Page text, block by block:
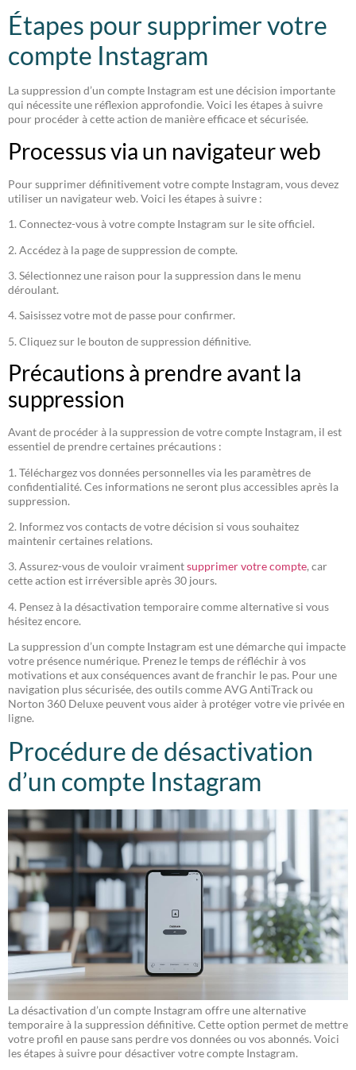
Étapes pour supprimer votre
compte Instagram
La suppression d’un compte Instagram est une décision importante
qui nécessite une réflexion approfondie. Voici les étapes à suivre
pour procéder à cette action de manière efficace et sécurisée.
Processus via un navigateur web
Pour supprimer définitivement votre compte Instagram, vous devez
utiliser un navigateur web. Voici les étapes à suivre :
1. Connectez-vous à votre compte Instagram sur le site officiel.
2. Accédez à la page de suppression de compte.
3. Sélectionnez une raison pour la suppression dans le menu
déroulant.
4. Saisissez votre mot de passe pour confirmer.
5. Cliquez sur le bouton de suppression définitive.
Précautions à prendre avant la
suppression
Avant de procéder à la suppression de votre compte Instagram, il est
essentiel de prendre certaines précautions :
1. Téléchargez vos données personnelles via les paramètres de
confidentialité. Ces informations ne seront plus accessibles après la
suppression.
2. Informez vos contacts de votre décision si vous souhaitez
maintenir certaines relations.
3. Assurez-vous de vouloir vraimentsupprimer votre compte, car
cette action est irréversible après 30 jours.
4. Pensez à la désactivation temporaire comme alternative si vous
hésitez encore.
La suppression d’un compte Instagram est une démarche qui impacte
votre présence numérique. Prenez le temps de réfléchir à vos
motivations et aux conséquences avant de franchir le pas. Pour une
navigation plus sécurisée, des outils comme AVG AntiTrack ou
Norton 360 Deluxe peuvent vous aider à protéger votre vie privée en
ligne.
Procédure de désactivation
d’un compte Instagram
La désactivation d’un compte Instagram offre une alternative
temporaire à la suppression définitive. Cette option permet de mettre
votre profil en pause sans perdre vos données ou vos abonnés. Voici
les étapes à suivre pour désactiver votre compte Instagram.